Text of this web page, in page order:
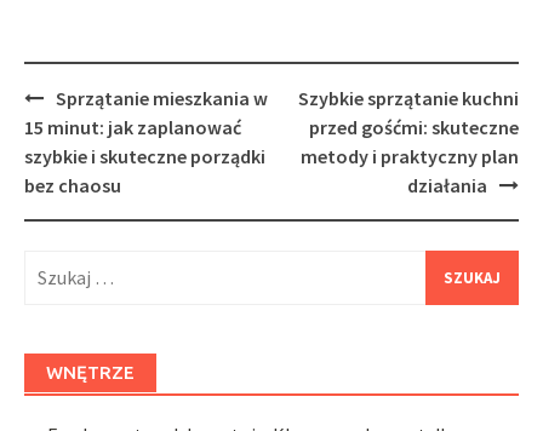
Post
navigation
Sprzątanie mieszkania w
15 minut: jak zaplanować
szybkie i skuteczne porządki
bez chaosu
Szybkie sprzątanie kuchni
przed gośćmi: skuteczne
metody i praktyczny plan
działania
WNĘTRZE